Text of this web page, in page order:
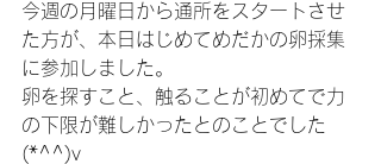
今週の月曜日から通所をスタートさせ
た方が、本日はじめてめだかの卵採集
に参加しました。
卵を探すこと、触ることが初めてで力
の下限が難しかったとのことでした
(*^^)v